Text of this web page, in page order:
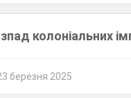
колоніальних
березня 2025